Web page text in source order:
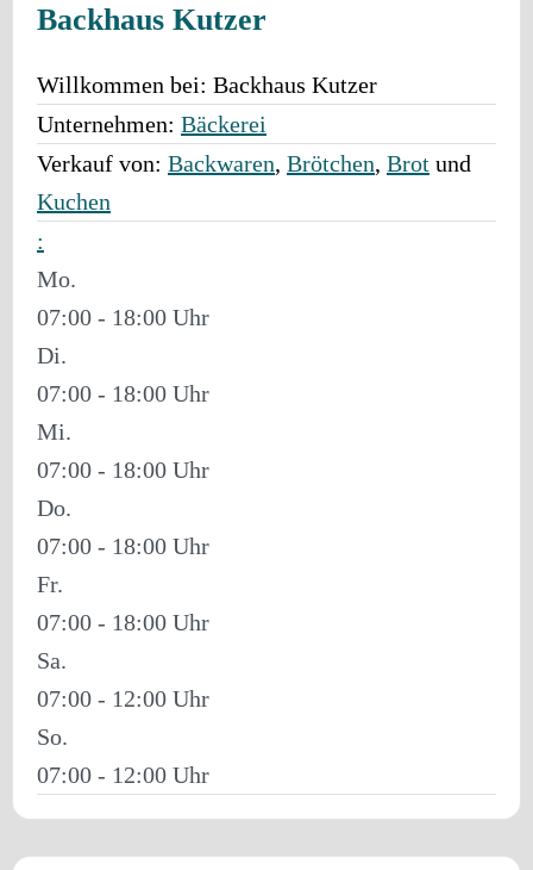
Backhaus Kutzer
Willkommen bei: Backhaus Kutzer
Unternehmen: Bäckerei
Verkauf von: Backwaren, Brötchen, Brot und
Kuchen
:
Mo.
07:00 - 18:00
Di.
07:00 - 18:00
Mi.
07:00 - 18:00
Do.
07:00 - 18:00
Fr.
07:00 - 18:00
Sa.
07:00 - 12:00
So.
07:00 - 12:00